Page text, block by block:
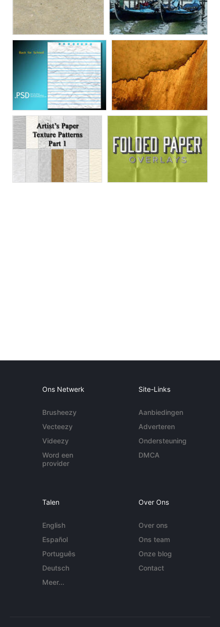
Ons Netwerk
Brusheezy
Vecteezy
Videezy
Word een
provider
Site-Links
Aanbiedingen
Adverteren
Ondersteuning
DMCA
Talen
English
Español
Português
Deutsch
Meer...
Over Ons
Over ons
Ons team
Onze blog
Contact